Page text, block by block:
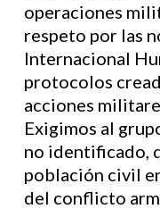
operaciones
respeto por las
Internacional
protocolos
acciones
Exigimos al
no identificado,
población civil
del conflicto